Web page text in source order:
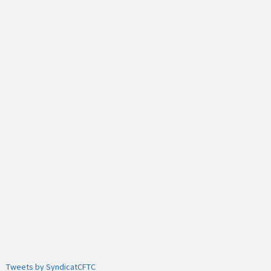
Tweets by SyndicatCFTC